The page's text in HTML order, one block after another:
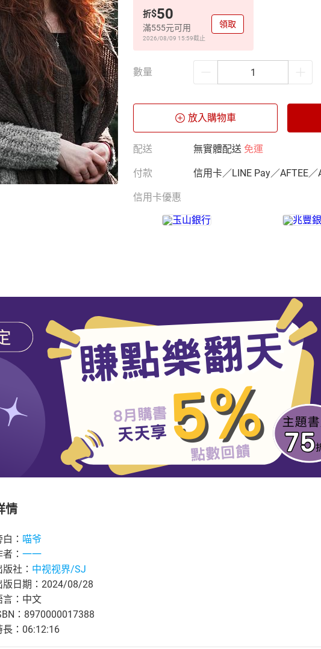
折$50
滿555元可用
2026/08/09 15:59截止
領取
數量
放入購物車
配送 無實體配送 免運
付款 信用卡／LINE Pay／AFTEE／
信用卡優惠
情
： 喵爷
： 一一
版社： 中视视界/SJ
版日期：2024/08/28
言：中文
：8970000017388
長：06:12:16